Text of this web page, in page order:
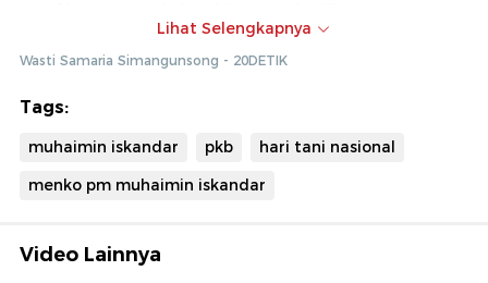
kesejahteraan bagi petani.
Ia berharap permohonan maaf itu menjadi pengingat
hingga legislator agar sungguh-sungguh
Lihat Selengkapnya
Wasti Samaria Simangunsong - 20DETIK
Tags:
muhaimin iskandar pkb
hari tani nasional
menko pm muhaimin iskandar
Video Lainnya